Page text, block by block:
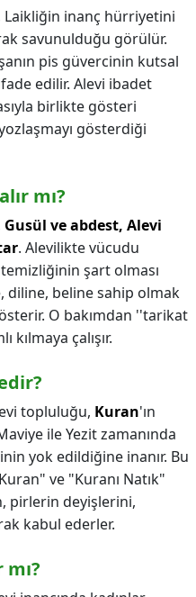
Laikliğin inanç hürriyetini
savunulduğu görülür.
pis güvercinin kutsal
edilir. Alevi ibadet
birlikte gösteri
gösterdiği
mı?
Gusül ve abdest, Alevi
. Alevilikte vücudu
temizliğinin şart olması
diline, beline sahip olmak
O bakımdan ''tarikat
kılmaya çalışır.
topluluğu, Kuran'ın
ile Yezit zamanında
yok edildiğine inanır. Bu
ve "Kuranı Natık"
pirlerin deyişlerini,
kabul ederler.